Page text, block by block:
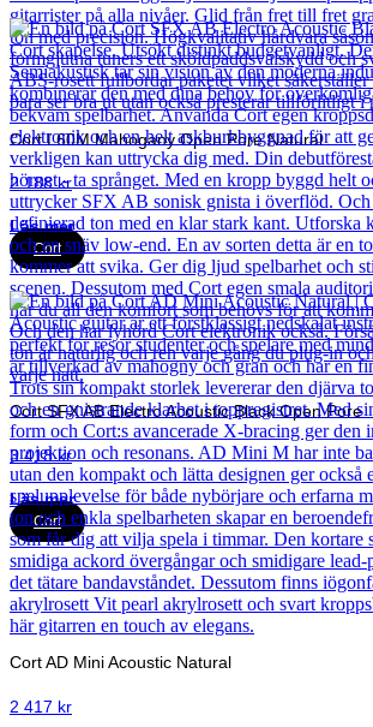
Cort L60M Mahogany Open Pore Natural
2 188kr
Läs mer
Cort
Cort SFX AB Electro Acoustic Black Open Pore
3 418kr
Läs mer
Cort
Cort AD Mini Acoustic Natural
2 417 kr